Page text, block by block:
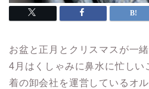
お盆と正月とクリスマスが一
4月はくしゃみに鼻水に忙しい
着の卸会社を運営しているオ